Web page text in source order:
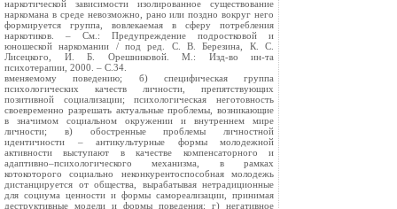
наркотической зависимости изолированное существование
наркомана в среде невозможно, рано или поздно вокруг него
формируется группа, вовлекаемая в сферу потребления
наркотиков. – См.: Предупреждение подростковой и
юношеской наркомании / под ред. С. В. Березина, К. С.
Лисецкого, И. Б. Орешниковой. М.: Изд-во ин-та
психотерапии, 2000. – С.34.
вменяемому поведению; б) специфическая группа
психологических качеств личности, препятствующих
позитивной социализации; психологическая неготовность
своевременно разрешать актуальные проблемы, возникающие
в значимом социальном окружении и внутреннем мире
личности; в) обостренные проблемы личностной
идентичности – антикультурные формы молодежной
активности выступают в качестве компенсаторного и
адаптивно–психологического механизма, в рамках
котокоторого социально неконкурентоспособная молодежь
дистанцируется от общества, вырабатывая нетрадиционные
для социума ценности и формы самореализации, принимая
деструктивные модели и формы поведения; г) негативное